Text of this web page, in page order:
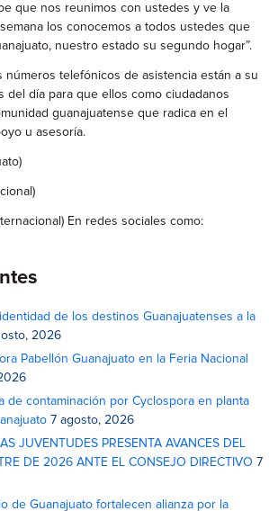
que nos reunimos con ustedes y ve la
los conocemos a todos ustedes que
nuestro estado su segundo hogar”.
números telefónicos de asistencia están a su
del día para que ellos como ciudadanos
guanajuatense que radica en el
u asesoría.
En redes sociales como:
de los destinos Guanajuatenses a la
2026
Pabellón Guanajuato en la Feria Nacional
de contaminación por Cyclospora en planta
7 agosto, 2026
JUVENTUDES PRESENTA AVANCES DEL
DE 2026 ANTE EL CONSEJO DIRECTIVO 7
de Guanajuato fortalecen alianza por la